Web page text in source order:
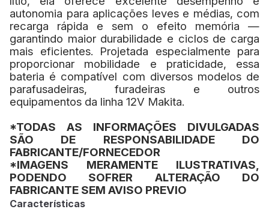
autonomia para aplicações leves e médias, com
recarga rápida e sem o efeito memória —
garantindo maior durabilidade e ciclos de carga
mais eficientes. Projetada especialmente para
proporcionar mobilidade e praticidade, essa
bateria é compatível com diversos modelos de
parafusadeiras, furadeiras e outros
equipamentos da linha 12V Makita.
*TODAS AS INFORMAÇÕES DIVULGADAS
SÃO DE RESPONSABILIDADE DO
FABRICANTE/FORNECEDOR
*IMAGENS MERAMENTE ILUSTRATIVAS,
PODENDO SOFRER ALTERAÇÃO DO
FABRICANTE SEM AVISO PREVIO
Características